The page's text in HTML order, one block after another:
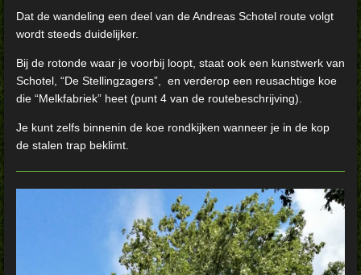
Dat de wandeling een deel van de Andreas Schotel route volgt
wordt steeds duidelijker.
Bij de rotonde waar je voorbij loopt, staat ook een kunstwerk van
Schotel, “De Stellingzagers”, en verderop een reusachtige koe
die “Melkfabriek” heet (punt 4 van de routebeschrijving).
Je kunt zelfs binnenin de koe rondkijken wanneer je in de kop
de stalen trap beklimt.